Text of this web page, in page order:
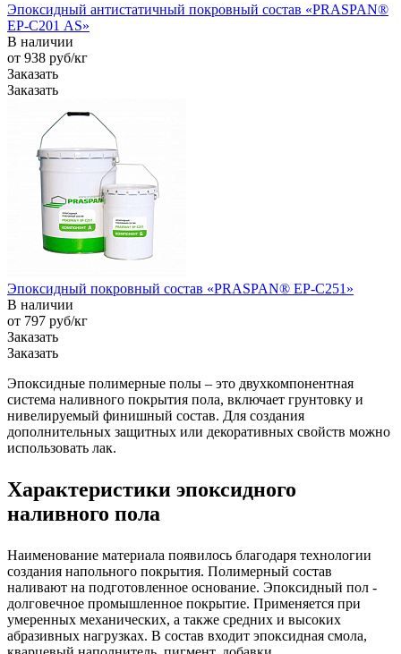
Эпоксидный антистатичный покровный состав «PRASPAN®
EP-С201 AS»
В наличии
от 938 руб/кг
Заказать
Заказать
Эпоксидный покровный состав «PRASPAN® EP-C251»
В наличии
от 797 руб/кг
Заказать
Заказать
Эпоксидные полимерные полы – это двухкомпонентная
система наливного покрытия пола, включает грунтовку и
нивелируемый финишный состав. Для создания
дополнительных защитных или декоративных свойств можно
использовать лак.
Характеристики эпоксидного
наливного пола
Наименование материала появилось благодаря технологии
создания напольного покрытия. Полимерный состав
наливают на подготовленное основание. Эпоксидный пол -
долговечное промышленное покрытие. Применяется при
умеренных механических, а также средних и высоких
абразивных нагрузках. В состав входит эпоксидная смола,